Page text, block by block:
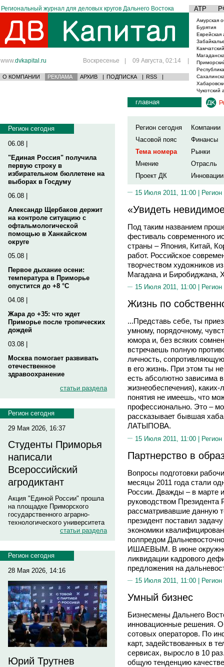
Региональный журнал для деловых кругов Дальнего Востока АТР
www.dvkapital.ru Воскресенье | 09 Августа, 02:14 |
О КОМПАНИИ РЕКЛАМА АРХИВ | ПОДПИСКА | RSS |
Амурская
Бурятия
Еврейская
Чукотский
Регион сегодня
06.08 |
"Единая Россия" получила
первую строку в
избирательном бюллетене на
выборах в Госдуму
06.08 |
Александр Щербаков держит
на контроле ситуацию с
офтальмологической
помощью в Ханкайском
округе
05.08 |
Первое дыхание осени:
температура в Приморье
опустится до +8 °C
04.08 |
Жара до +35: что ждет
Приморье после тропических
дождей
03.08 |
Москва помогает развивать
отечественное
здравоохранение
статьи раздела
Регион сегодня
29 Мая 2026, 16:37
Студенты Приморья
написали
Всероссийский
агродиктант
Акция "Единой России" прошла
на площадке Приморского
государственного аграрно-
технологического университета
статьи раздела
Регион сегодня
28 Мая 2026, 14:16
Юрий Трутнев
главная
Регион сегодня
Компании
Часовой пояс
Финансы
Тема номера
Рынки
Мнение
Отрасль
Проект ДК
Инновации
15 Июля 2011, 11:00 | Регион
«Увидеть
Под таким названием
фестиваль современного
страны – Япония, Китай,
работ. Российское
творчеством художников
Магадана и Биробиджана,
15 Июля 2011, 11:00 |
Жизнь по
...Представь себе, ты
умному, порядочному,
юмора и, без всяких
встречаешь полную
личность,
в его жизнь. При этом ты
есть абсолютно зависима
жизнеобеспечения),
понятия не имеешь, что
профессионально. Это –
рассказывает бывшая
ЛАТЫПОВА.
15 Июля 2011, 11:00 | Регион
Партнерство в
Вопросы подготовки
месяцы 2011 года стали
России. Дважды – в марте
руководством
рассматривавшие данную
президент поставил
экономики
полпредом
ИШАЕВЫМ. В июне
ликвидации кадрового
предложения на
15 Июля 2011, 11:00 |
Умный бизнес
Бизнесмены Дальнего
инновационные решения.
сотовых операторов. По
карт, задействованных в
сервисах, выросло в 10
общую тенденцию